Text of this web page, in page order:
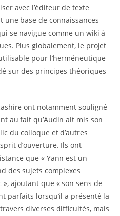
avec l’éditeur de texte
une base de connaissances
se navigue comme un wiki à
Plus globalement, le projet
pour l’herméneutique
sur des principes théoriques
ont notamment souligné
au fait qu’Audin ait mis son
du colloque et d’autres
d’ouverture. Ils ont
que « Yann est un
des sujets complexes
ajoutant que « son sens de
parfaits lorsqu’il a présenté la
diverses difficultés, mais